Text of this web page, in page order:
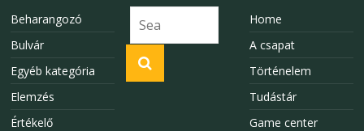
Beharangozó
Bulvár
Egyéb kategória
Elemzés
Értékelő
Home
A csapat
Történelem
Tudástár
Game center